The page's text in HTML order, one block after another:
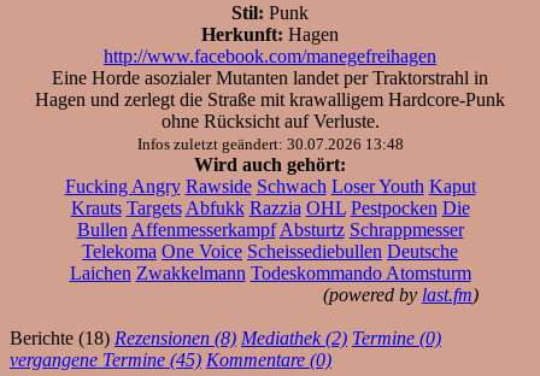
Stil: Punk
Herkunft: Hagen
http://www.facebook.com/manegefreihagen
Eine Horde asozialer Mutanten landet per Traktorstrahl in
Hagen und zerlegt die Straße mit krawalligem Hardcore-Punk
ohne Rücksicht auf Verluste.
Infos zuletzt geändert: 30.07.2026 13:48
Wird auch gehört:
Fucking Angry Rawside Schwach Loser Youth Kaput
Krauts Targets Abfukk Razzia OHL Pestpocken Die
Bullen Affenmesserkampf Absturtz Schrappmesser
Telekoma One Voice Scheissediebullen Deutsche
Laichen Zwakkelmann Todeskommando Atomsturm
(powered by last.fm)
Berichte (18) Rezensionen (8) Mediathek (2) Termine (0)
vergangene Termine (45) Kommentare (0)